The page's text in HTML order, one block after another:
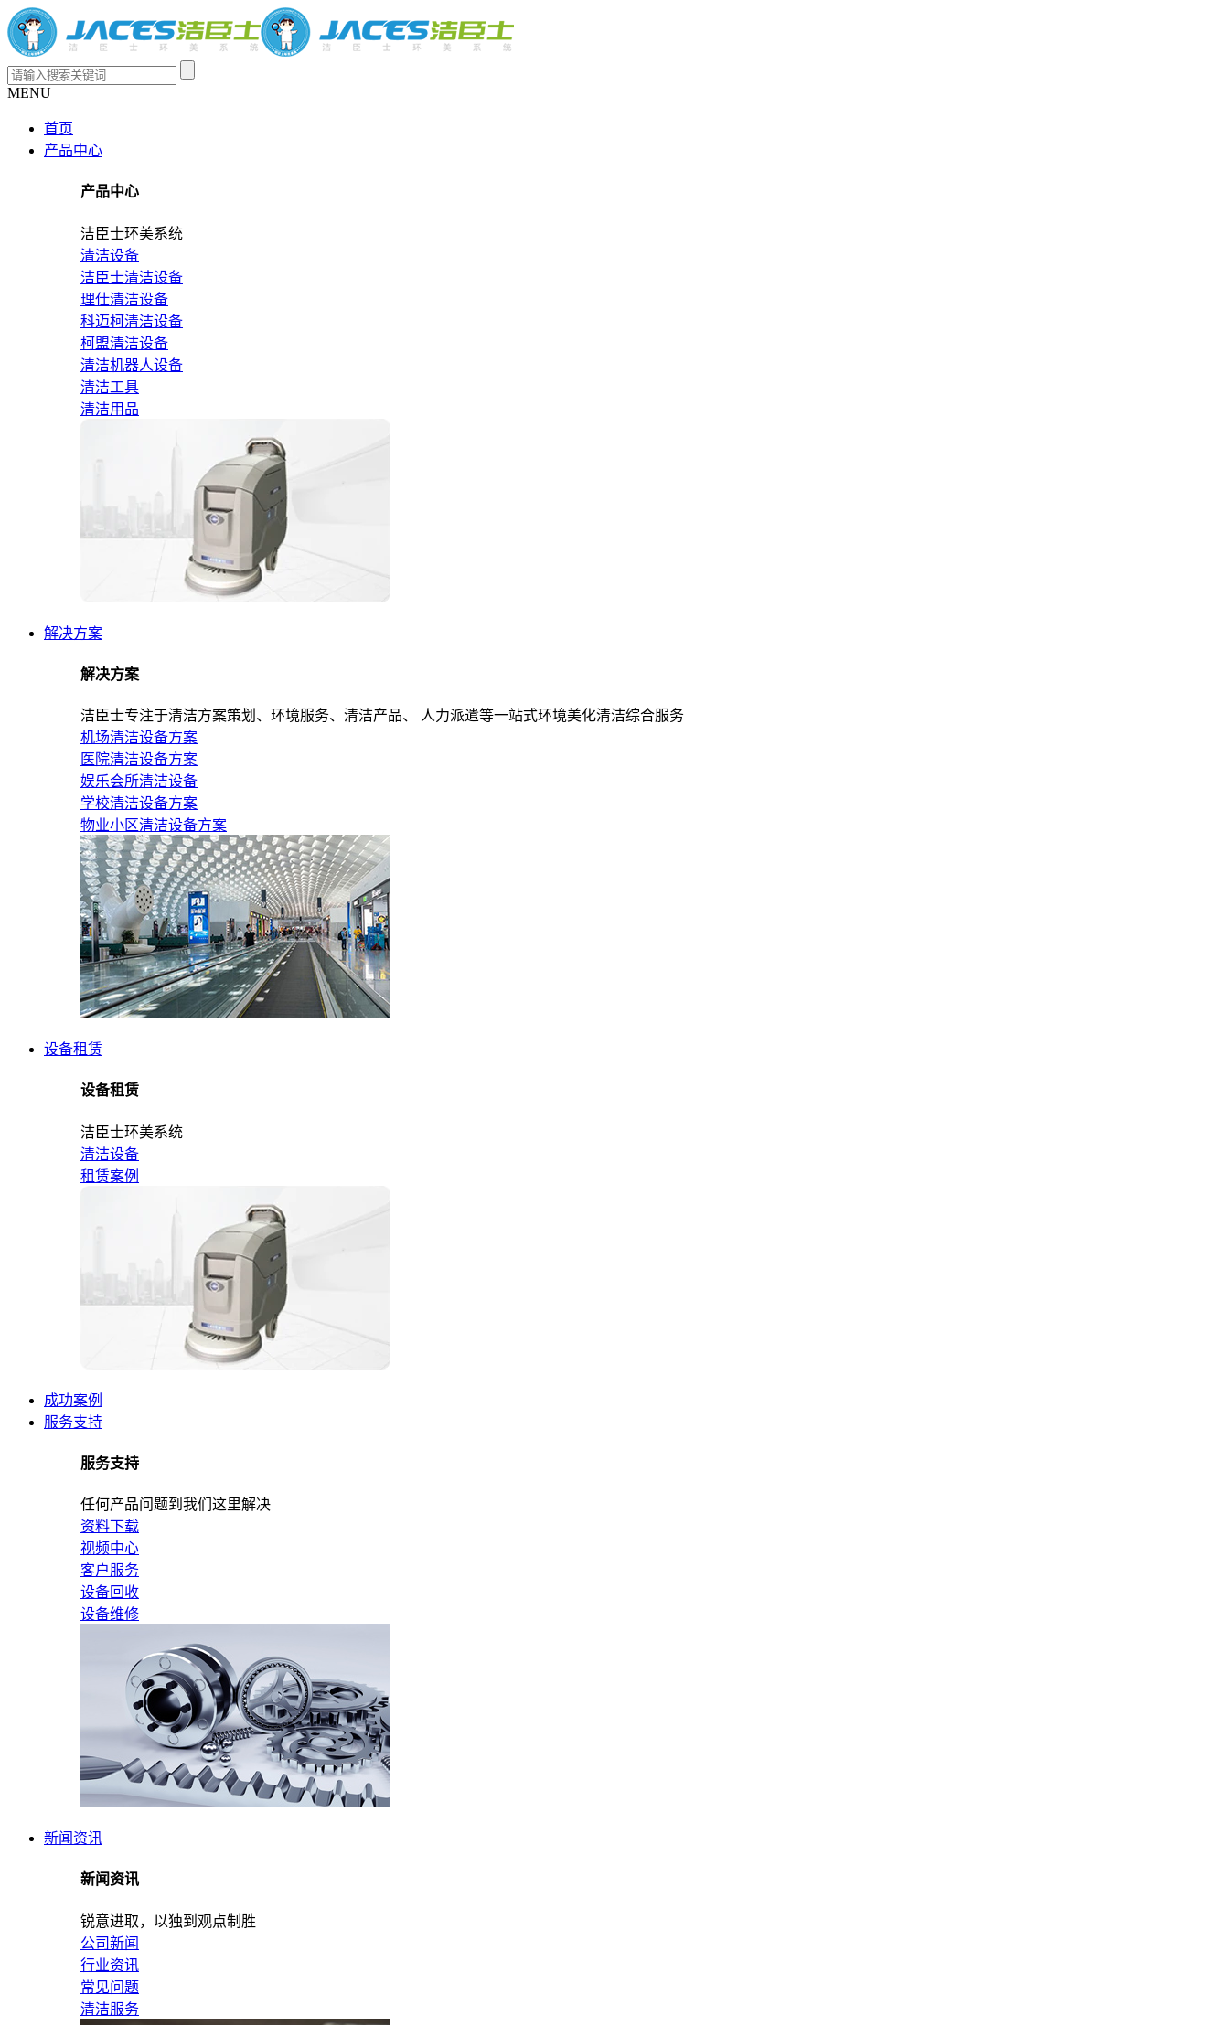
MENU
首页
产品中心
产品中心
洁臣士环美系统
清洁设备
洁臣士清洁设备
理仕清洁设备
科迈柯清洁设备
柯盟清洁设备
清洁机器人设备
清洁工具
清洁用品
解决方案
解决方案
洁臣士专注于清洁方案策划、环境服务、清洁产品、 人力派遣等一站式环境美化清洁综合服务
机场清洁设备方案
医院清洁设备方案
娱乐会所清洁设备
学校清洁设备方案
物业小区清洁设备方案
设备租赁
设备租赁
洁臣士环美系统
清洁设备
租赁案例
成功案例
服务支持
服务支持
任何产品问题到我们这里解决
资料下载
视频中心
客户服务
设备回收
设备维修
新闻资讯
新闻资讯
锐意进取，以独到观点制胜
公司新闻
行业资讯
常见问题
清洁服务